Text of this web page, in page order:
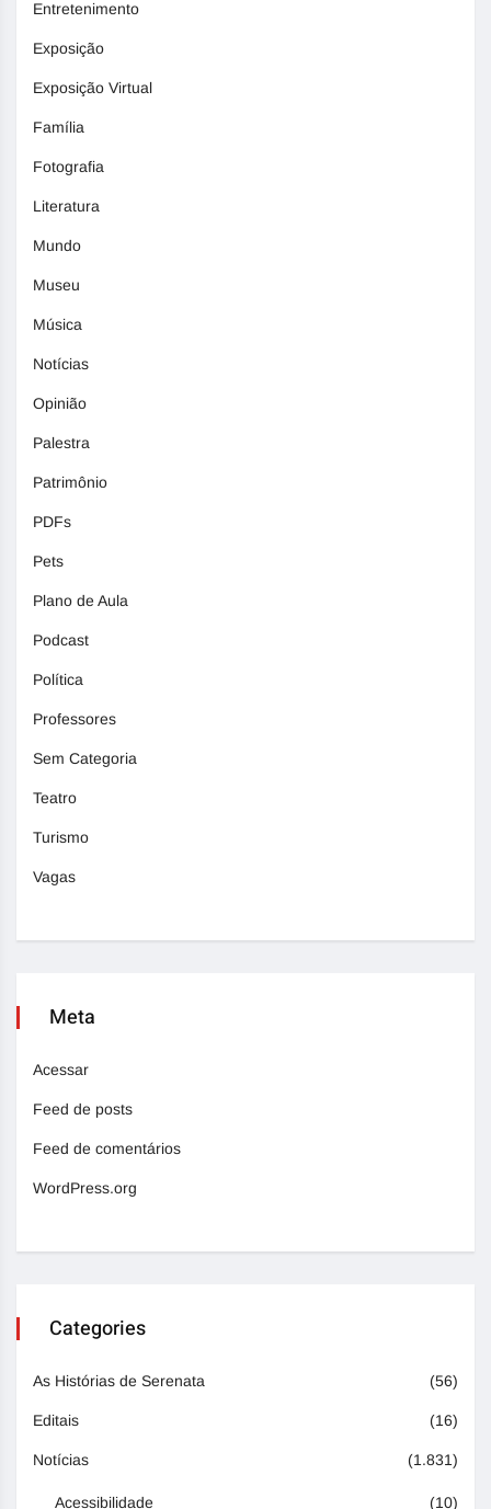
Entretenimento
Exposição
Exposição Virtual
Família
Fotografia
Literatura
Mundo
Museu
Música
Notícias
Opinião
Palestra
Patrimônio
PDFs
Pets
Plano de Aula
Podcast
Política
Professores
Sem Categoria
Teatro
Turismo
Vagas
Meta
Acessar
Feed de posts
Feed de comentários
WordPress.org
Categories
As Histórias de Serenata (56)
Editais (16)
Notícias (1.831)
Acessibilidade (10)